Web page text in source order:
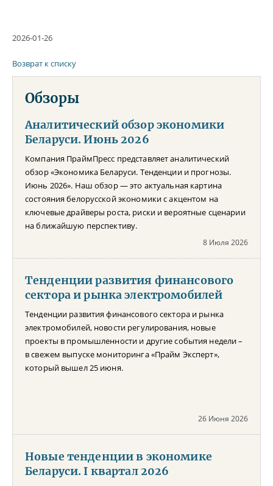
2026-01-26
Возврат к списку
Обзоры
Аналитический обзор экономики
Беларуси. Июнь 2026
Компания ПраймПресс представляет аналитический
обзор «Экономика Беларуси. Тенденции и прогнозы.
Июнь 2026». Наш обзор — это актуальная картина
состояния белорусской экономики с акцентом на
ключевые драйверы роста, риски и вероятные сценарии
на ближайшую перспективу.
8 Июля 2026
Тенденции развития финансового
сектора и рынка электромобилей
Тенденции развития финансового сектора и рынка
электромобилей, новости регулирования, новые
проекты в промышленности и другие события недели –
в свежем выпуске мониторинга «Прайм Эксперт»,
который вышел 25 июня.
26 Июня 2026
Новые тенденции в экономике
Беларуси. I квартал 2026